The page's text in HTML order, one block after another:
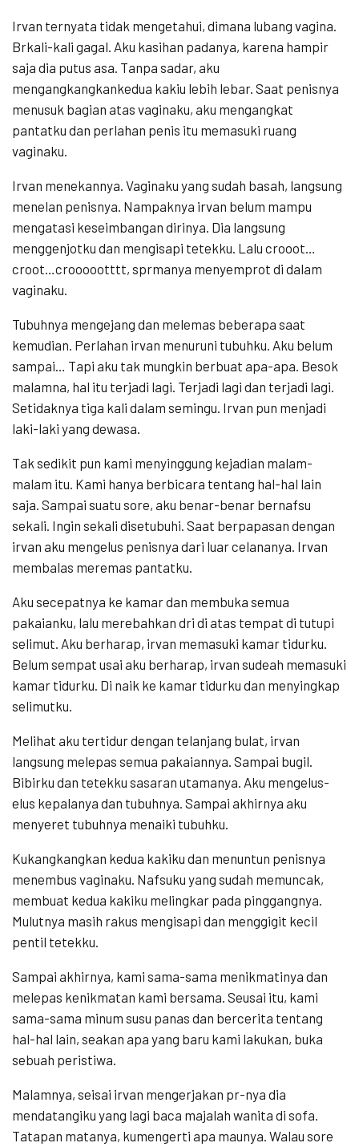
Irvan ternyata tidak mengetahui, dimana lubang vagina.
Brkali-kali gagal. Aku kasihan padanya, karena hampir
saja dia putus asa. Tanpa sadar, aku
mengangkangkankedua kakiu lebih lebar. Saat penisnya
menusuk bagian atas vaginaku, aku mengangkat
pantatku dan perlahan penis itu memasuki ruang
vaginaku.
Irvan menekannya. Vaginaku yang sudah basah, langsung
menelan penisnya. Nampaknya irvan belum mampu
mengatasi keseimbangan dirinya. Dia langsung
menggenjotku dan mengisapi tetekku. Lalu crooot…
croot…croooootttt, sprmanya menyemprot di dalam
vaginaku.
Tubuhnya mengejang dan melemas beberapa saat
kemudian. Perlahan irvan menuruni tubuhku. Aku belum
sampai… Tapi aku tak mungkin berbuat apa-apa. Besok
malamna, hal itu terjadi lagi. Terjadi lagi dan terjadi lagi.
Setidaknya tiga kali dalam semingu. Irvan pun menjadi
laki-laki yang dewasa.
Tak sedikit pun kami menyinggung kejadian malam-
malam itu. Kami hanya berbicara tentang hal-hal lain
saja. Sampai suatu sore, aku benar-benar bernafsu
sekali. Ingin sekali disetubuhi. Saat berpapasan dengan
irvan aku mengelus penisnya dari luar celananya. Irvan
membalas meremas pantatku.
Aku secepatnya ke kamar dan membuka semua
pakaianku, lalu merebahkan dri di atas tempat di tutupi
selimut. Aku berharap, irvan memasuki kamar tidurku.
Belum sempat usai aku berharap, irvan sudeah memasuki
kamar tidurku. Di naik ke kamar tidurku dan menyingkap
selimutku.
Melihat aku tertidur dengan telanjang bulat, irvan
langsung melepas semua pakaiannya. Sampai bugil.
Bibirku dan tetekku sasaran utamanya. Aku mengelus-
elus kepalanya dan tubuhnya. Sampai akhirnya aku
menyeret tubuhnya menaiki tubuhku.
Kukangkangkan kedua kakiku dan menuntun penisnya
menembus vaginaku. Nafsuku yang sudah memuncak,
membuat kedua kakiku melingkar pada pinggangnya.
Mulutnya masih rakus mengisapi dan menggigit kecil
pentil tetekku.
Sampai akhirnya, kami sama-sama menikmatinya dan
melepas kenikmatan kami bersama. Seusai itu, kami
sama-sama minum susu panas dan bercerita tentang
hal-hal lain, seakan apa yang baru kami lakukan, buka
sebuah peristiwa.
Malamnya, seisai irvan mengerjakan pr-nya dia
mendatangiku yang lagi baca majalah wanita di sofa.
Tatapan matanya, kumengerti apa maunya. Walau sore